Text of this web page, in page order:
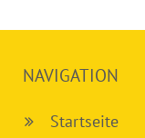
NAVIGATION
Startseite